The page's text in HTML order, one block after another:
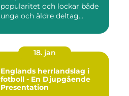
popularitet och lockar både
unga och äldre deltag...
18. jan
Englands herrlandslag i
fotboll - En Djupgående
Presentation